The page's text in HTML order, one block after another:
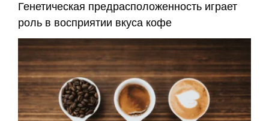
Генетическая предрасположенность играет
роль в восприятии вкуса кофе
View
Image